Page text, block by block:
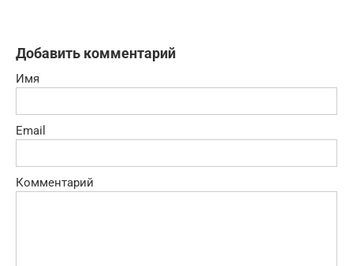
Добавить комментарий
Имя
Email
Комментарий